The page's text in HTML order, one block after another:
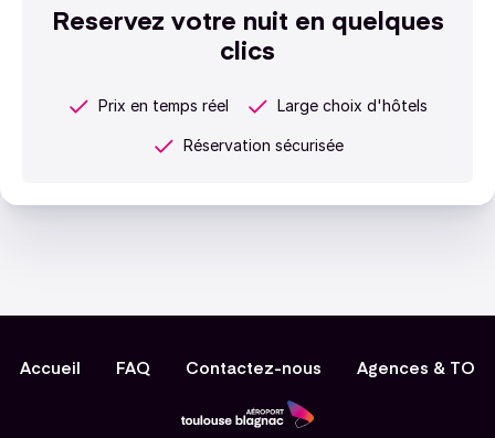
Reservez votre nuit en quelques
clics
Prix en temps réel Large choix d'hôtels
Réservation sécurisée
Accueil FAQ Contactez-nous Agences & TO